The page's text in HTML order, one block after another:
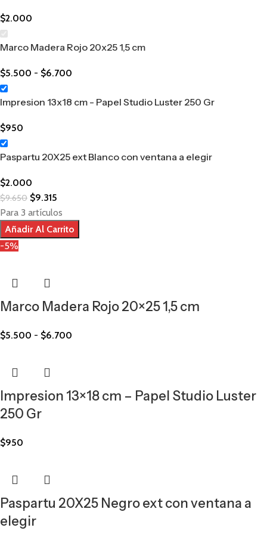
$2.000
Marco Madera Rojo 20x25 1,5 cm
$5.500 - $6.700
Impresion 13x18 cm - Papel Studio Luster 250 Gr
$950
Paspartu 20X25 ext Blanco con ventana a elegir
$2.000
$9.650 $9.315
Para 3 artículos
Añadir Al Carrito
-5%
Marco Madera Rojo 20×25 1,5 cm
$5.500 - $6.700
Impresion 13×18 cm – Papel Studio Luster
250 Gr
$950
Paspartu 20X25 Negro ext con ventana a
elegir